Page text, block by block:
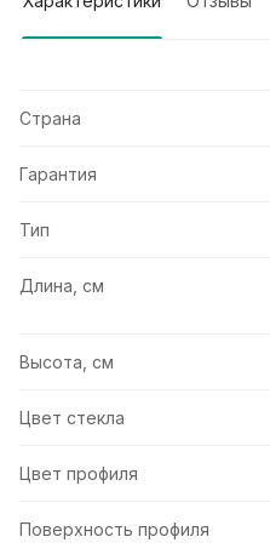
Страна
Гарантия
Тип
Длина, см
Высота, см
Цвет стекла
Цвет профиля
Поверхность профиля